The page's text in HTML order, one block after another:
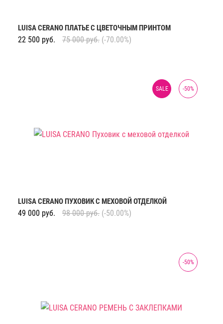
LUISA CERANO ПЛАТЬЕ С ЦВЕТОЧНЫМ ПРИНТОМ
22 500 руб. 75 000 руб. (-70.00%)
-50%
SALE
LUISA CERANO ПУХОВИК С МЕХОВОЙ ОТДЕЛКОЙ
49 000 руб. 98 000 руб. (-50.00%)
-50%